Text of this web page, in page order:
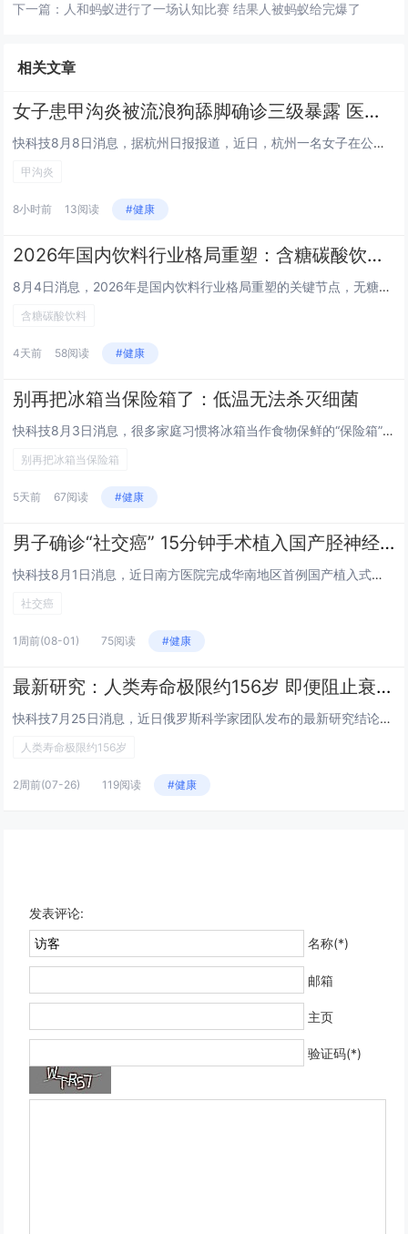
下一篇： 人和蚂蚁进行了一场认知比赛 结果人被蚂蚁给完爆了
相关文章
女子患甲沟炎被流浪狗舔脚确诊三级暴露 医生回应
快科技8月8日消息，据杭州日报报道，近日，杭州一名女子在公园座椅休息时，脚趾被流浪狗舔舐，当时没有咬伤、没有出血，但该女...
甲沟炎
8小时前 13阅读 #健康
2026年国内饮料行业格局重塑：含糖碳酸饮料大势已去
8月4日消息，2026年是国内饮料行业格局重塑的关键节点，无糖饮料持续抢占各大商超、线下便利店冷柜的核心陈列位，今年夏天...
含糖碳酸饮料
4天前 58阅读 #健康
别再把冰箱当保险箱了：低温无法杀灭细菌
快科技8月3日消息，很多家庭习惯将冰箱当作食物保鲜的“保险箱”，买回来的东西总是习惯性地往里塞。殊不知，低温仅能抑制微生...
别再把冰箱当保险箱
5天前 67阅读 #健康
男子确诊“社交癌” 15分钟手术植入国产胫神经刺激器治愈
快科技8月1日消息，近日南方医院完成华南地区首例国产植入式胫神经刺激器微创手术，帮助饱受膀胱过度活动症困扰的患者摆脱顽疾...
社交癌
1周前(08-01) 75阅读 #健康
最新研究：人类寿命极限约156岁 即便阻止衰老也无法实现永生
快科技7月25日消息，近日俄罗斯科学家团队发布的最新研究结论显示，人类的自然寿命极限大约在156岁左右，即便未来人类完全...
人类寿命极限约156岁
2周前(07-26) 119阅读 #健康
发表评论:
名称(*)
邮箱
主页
验证码(*)